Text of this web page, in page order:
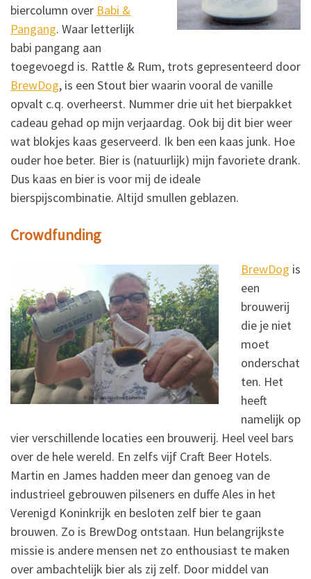
biercolumn over Babi &
Pangang. Waar letterlijk
babi pangang aan
toegevoegd is. Rattle & Rum, trots gepresenteerd door
BrewDog, is een Stout bier waarin vooral de vanille
opvalt c.q. overheerst. Nummer drie uit het bierpakket
cadeau gehad op mijn verjaardag. Ook bij dit bier weer
wat blokjes kaas geserveerd. Ik ben een kaas junk. Hoe
ouder hoe beter. Bier is (natuurlijk) mijn favoriete drank.
Dus kaas en bier is voor mij de ideale
bierspijscombinatie. Altijd smullen geblazen.
Crowdfunding
BrewDog is
een
brouwerij
die je niet
moet
onderschat
ten. Het
heeft
namelijk op
vier verschillende locaties een brouwerij. Heel veel bars
over de hele wereld. En zelfs vijf Craft Beer Hotels.
Martin en James hadden meer dan genoeg van de
industrieel gebrouwen pilseners en duffe Ales in het
Verenigd Koninkrijk en besloten zelf bier te gaan
brouwen. Zo is BrewDog ontstaan. Hun belangrijkste
missie is andere mensen net zo enthousiast te maken
over ambachtelijk bier als zij zelf. Door middel van